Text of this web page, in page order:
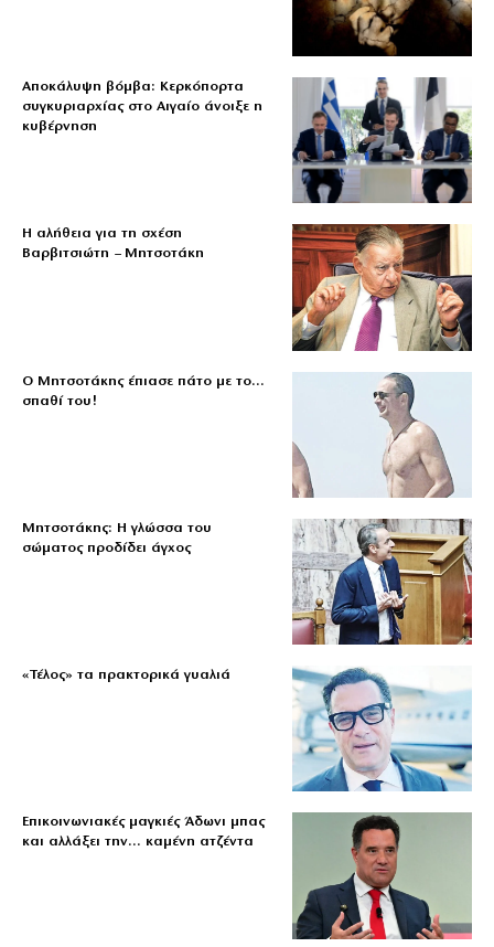
Αποκάλυψη βόμβα: Κερκόπορτα
συγκυριαρχίας στο Αιγαίο άνοιξε η
κυβέρνηση
Η αλήθεια για τη σχέση
Βαρβιτσιώτη – Μητσοτάκη
Ο Μητσοτάκης έπιασε πάτο με το…
σπαθί του!
Μητσοτάκης: Η γλώσσα του
σώματος προδίδει άγχος
«Τέλος» τα πρακτορικά γυαλιά
Επικοινωνιακές μαγκιές Άδωνι μπας
και αλλάξει την… καμένη ατζέντα